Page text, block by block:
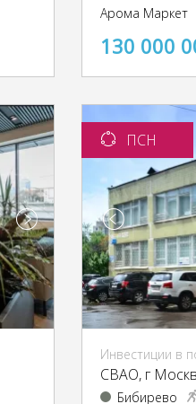
Арома Маркет
130 000
ПСН
CВАО, г
Бибирево